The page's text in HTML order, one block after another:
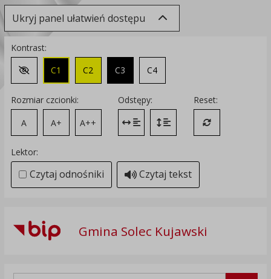
Ukryj panel ułatwień dostępu
Kontrast:
Zmień kontrast na domyślny
C1 C2 C3 C4
Rozmiar czcionki:
A
A+ A++
Odstępy:
Zmień odstęp między literami
Zmień interlinię i margines
Reset:
Przywróć
Lektor:
Czytaj odnośniki Czytaj tekst
Gmina Solec Kujawski